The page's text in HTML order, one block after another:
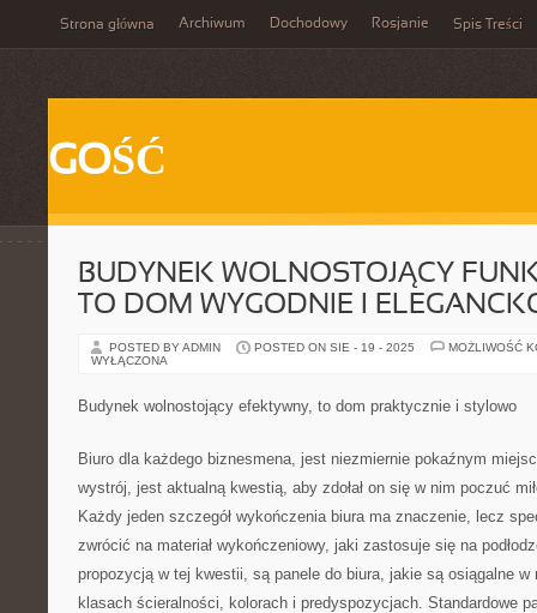
Strona główna Archiwum Dochodowy Rosjanie Spis Treści
GOŚĆ
BUDYNEK WOLNOSTOJĄCY
TO DOM WYGODNIE I
POSTED BY ADMIN POSTED ON SIE - 19 - 2025
MOŻLIWOŚĆ
WYŁĄCZONA
Budynek wolnostojący efektywny, to dom praktycznie i stylowo
Biuro dla każdego biznesmena, jest niezmiernie pokaźnym
wystrój, jest aktualną kwestią, aby zdołał on się w nim poczuć
Każdy jeden szczegół wykończenia biura ma znaczenie, lecz
zwrócić na materiał wykończeniowy, jaki zastosuje się na
propozycją w tej kwestii, są panele do biura, jakie są osiągalne w
klasach ścieralności, kolorach i predyspozycjach. Standardowe